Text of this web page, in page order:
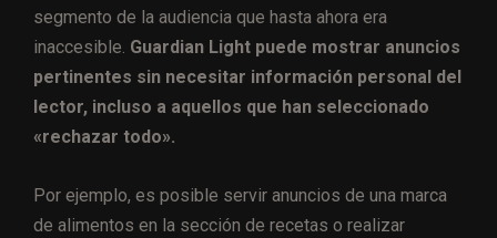
segmento de la audiencia que hasta ahora era
inaccesible. Guardian Light puede mostrar anuncios
pertinentes sin necesitar información personal del
lector, incluso a aquellos que han seleccionado
«rechazar todo».
Por ejemplo, es posible servir anuncios de una marca
de alimentos en la sección de recetas o realizar